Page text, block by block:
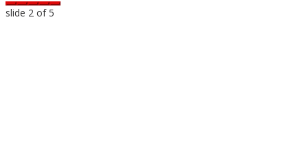
slide 2 of 5